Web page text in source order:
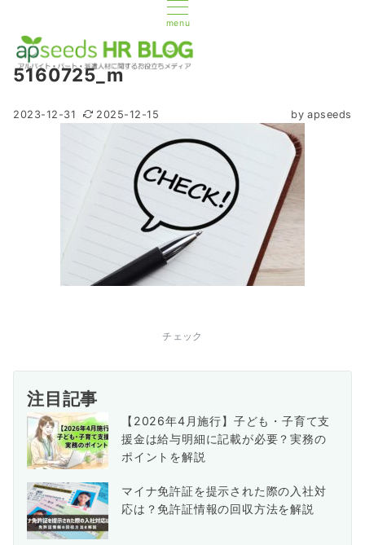
menu
5160725_m
2023-12-31 2025-12-15 by apseeds
チェック
注目記事
【2026年4月施行】子ども・子育て支
援金は給与明細に記載が必要？実務の
ポイントを解説
マイナ免許証を提示された際の入社対
応は？免許証情報の回収方法を解説